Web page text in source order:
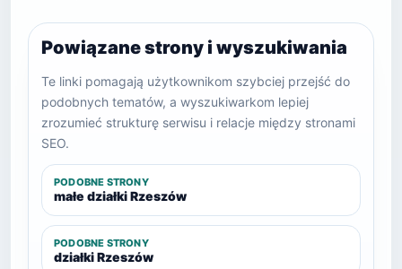
Powiązane strony i wyszukiwania
Te linki pomagają użytkownikom szybciej przejść do
podobnych tematów, a wyszukiwarkom lepiej
zrozumieć strukturę serwisu i relacje między stronami
SEO.
PODOBNE STRONY
małe działki Rzeszów
PODOBNE STRONY
działki Rzeszów